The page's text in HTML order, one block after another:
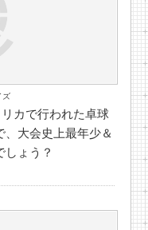
ズ
カで行われた卓球
大会史上最年少＆
ょう？